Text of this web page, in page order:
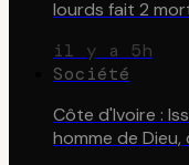
lourds fait 2
il y a 5h
Société
Côte d'Ivoire :
homme de